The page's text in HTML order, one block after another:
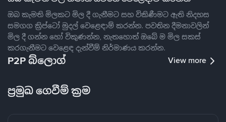
ඔබ කැමති මිලකට මිල දී ගැනීමට සහ විකිණීමට ඇති නිදහස
සමගග ක්‍රිප්ටෝ මුදල් වෙළෙඳාම් කරන්න. පවතින දීමනාවලින්
මිල දී ගන්න හෝ විකුණන්න, නැතහොත් ඔබේ ම මිල සකස්
කරගැනීමට වෙළෙඳ දැන්වීම් නිර්මාණය කරන්න.
P2P බ්ලොග් View more
ප්‍රමුඛ ගෙවීම් ක්‍රම